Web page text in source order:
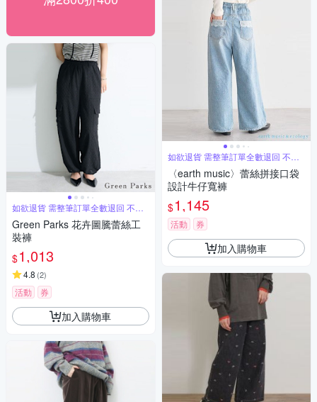
如欲退貨 需整筆訂單全數退回 不能
單退
Green Parks 花卉圖騰蕾絲工
裝褲
$1,013
4.8 (2)
活動 券
加入購物車
如欲退貨 需整筆訂單全數退回 不能
單退
〈earth music〉蕾絲拼接口袋
設計牛仔寬褲
$1,145
活動 券
加入購物車